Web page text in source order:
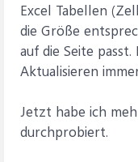
Excel Tabellen
die Größe
auf die Seite
Aktualisieren
Jetzt habe ich
durchprobiert.